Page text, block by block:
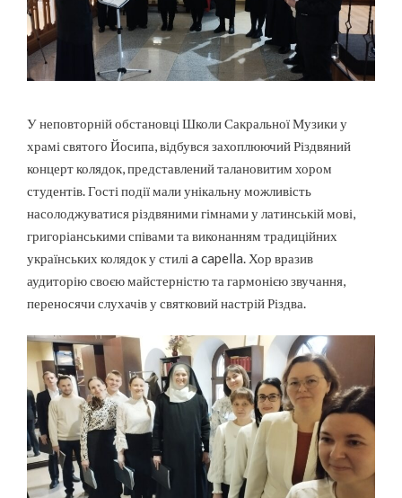
У неповторній обстановці Школи Сакральної Музики у
храмі святого Йосипа, відбувся захоплюючий Різдвяний
концерт колядок, представлений талановитим хором
студентів. Гості події мали унікальну можливість
насолоджуватися різдвяними гімнами у латинській мові,
григоріанськими співами та виконанням традиційних
українських колядок у стилі a capella. Хор вразив
аудиторію своєю майстерністю та гармонією звучання,
переносячи слухачів у святковий настрій Різдва.